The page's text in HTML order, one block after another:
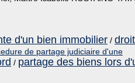
d'un bien immobilier /
de partage judiciaire d'une
/ partage des biens lors